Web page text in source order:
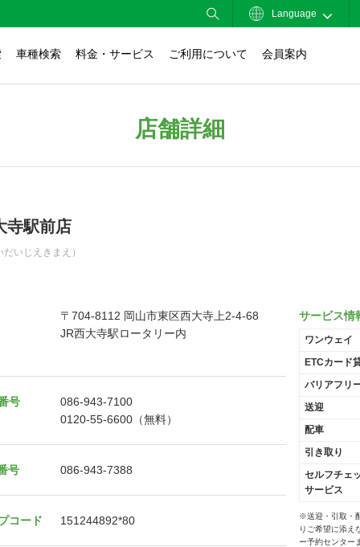
Language
車種検索 料金・サービス ご利用について 会員案内
店舗詳細
寺駅前店
だいじえきまえ）
〒704-8112 岡山市東区西大寺上2-4-68
JR西大寺駅ロータリー内
号
086-943-7100
0120-55-6600（無料）
号 086-943-7388
コード 151244892*80
サービス情
ワンウェイ
ETCカード
バリアフリ
送迎
配車
引き取り
セルフチェ
サービス
※送迎・引取・
りご希望に添え
ー予約センター